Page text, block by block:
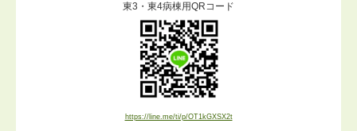
東3・東4病棟用QRコード
https://line.me/ti/p/OT1kGXSX2t